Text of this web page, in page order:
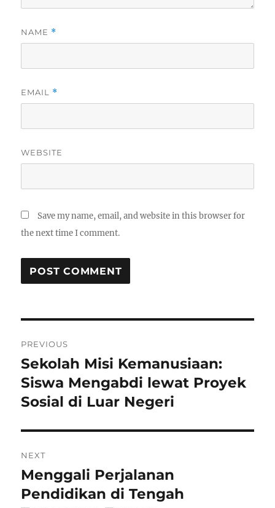
NAME *
EMAIL *
WEBSITE
Save my name, email, and website in this browser for
the next time I comment.
navigation
PREVIOUS
Previous
post:
Sekolah Misi Kemanusiaan:
Siswa Mengabdi lewat Proyek
Sosial di Luar Negeri
NEXT
Next
post:
Menggali Perjalanan
Pendidikan di Tengah